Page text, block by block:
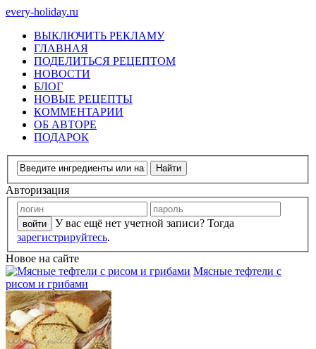
every-holiday.ru
ВЫКЛЮЧИТЬ РЕКЛАМУ
ГЛАВНАЯ
ПОДЕЛИТЬСЯ РЕЦЕПТОМ
НОВОСТИ
БЛОГ
НОВЫЕ РЕЦЕПТЫ
КОММЕНТАРИИ
ОБ АВТОРЕ
ПОДАРОК
Авторизация
У вас ещё нет учетной записи? Тогда
зарегистрируйтесь.
Новое на сайте
Мясные тефтели с
рисом и грибами